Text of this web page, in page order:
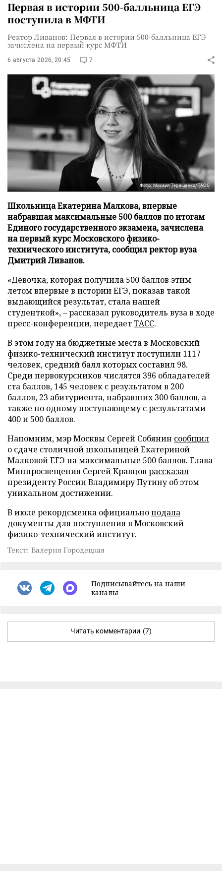
Первая в истории 500-балльница ЕГЭ
поступила в МФТИ
Ректор Ливанов: Первая в истории 500-балльница ЕГЭ
зачислена на первый курс МФТИ
6 августа 2026, 20:45 7
Фото: Михаил Терещенко/ТАСС
Школьница Екатерина Малкова, впервые
набравшая максимальные 500 баллов по итогам
Единого государственного экзамена, зачислена
на первый курс Московского физико-
технического института, сообщил ректор вуза
Дмитрий Ливанов.
«Девочка, которая получила 500 баллов этим
летом впервые в истории ЕГЭ, показав такой
выдающийся результат, стала нашей
студенткой», – рассказал руководитель вуза в ходе
пресс-конференции, передаетТАСС.
В этом году на бюджетные места в Московский
физико-технический институт поступили 1117
человек, средний балл которых составил 98.
Среди первокурсников числятся 396 обладателей
ста баллов, 145 человек с результатом в 200
баллов, 23 абитуриента, набравших 300 баллов, а
также по одному поступающему с результатами
400 и 500 баллов.
Напомним, мэр Москвы Сергей Собянин сообщил
о сдаче столичной школьницей Екатериной
Малковой ЕГЭ на максимальные 500 баллов. Глава
Минпросвещения Сергей Кравцов рассказал
президенту России Владимиру Путину об этом
уникальном достижении.
В июле рекордсменка официальноподала
документы для поступления в Московский
физико-технический институт.
Текст: Валерия Городецкая
Подписывайтесь на наши
каналы
Читать комментарии (7)